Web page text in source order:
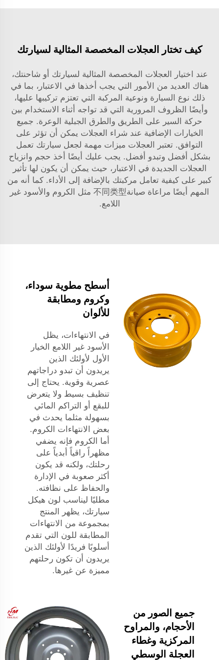
كيف تختار العجلات المخصصة المثالية لسيارتك
عند اختيار العجلات المخصصة المثالية لسيارتك أو شاحنتك،
هناك العديد من الأمور التي يجب أخذها في الاعتبار، بما في
ذلك نوع السيارة ونوعية المركبة التي تعتزم تركيبها عليها،
وأيضًا الظروف المرورية التي قد تواجه أثناء الاستخدام بين
حركة السير على الطريق والطرق الجبلية الوعرة. جميع
الخيارات الإضافية عند شراء العجلات يمكن أن تؤثر على
التوافق. تعتبر العجلات ميزات مهمة لجعل سيارتك تعمل
بشكل أفضل وتبدو أفضل. يجب عليك أيضًا أخذ حجم وانزياح
العجلات الجديدة في الاعتبار، حيث يمكن أن يكون لها تأثير
كبير على كيفية تعامل مركبتك بالإضافة إلى الأداء. كما أنه من
المهم أيضًا مراعاة صيانة不同类型 مثل الكروم والأسود غير
اللامع.
أسطح مطوية سوداء،
وكروم ومطابقة
للألوان
في الانتهاءات، يظل
الأسود غير اللامع الخيار
الأول لأولئك الذين
يريدون أن تبدو دراجاتهم
عصرية وقوية. يحتاج إلى
تنظيف بسيط ولا يتعرض
للبقع أو التراكم المائي
بسهولة مثلما يحدث في
بعض الانتهاءات الكروم.
أما الكروم فإنه يضفي
مظهراً راقياً أبدياً على
رحلتك، ولكنه قد يكون
أكثر صعوبة في الإدارة
والحفاظ على نظافته.
مطليًا ليناسب لون هيكل
سيارتك، يظهر المنتج
بمجموعة من الانتهاءات
المطابقة للون التي تقدم
أسلوبًا فريدًا لأولئك الذين
يريدون أن تكون رحلتهم
مميزة عن غيرها.
جميع الصور من
الأحجام، والمراوح
المركزية وغطاء
العجلة الوسطي